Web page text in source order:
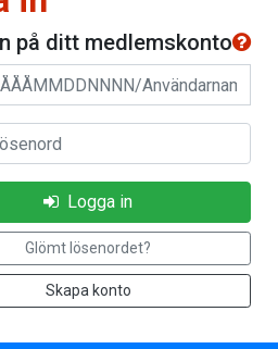
på ditt medlemskonto
Användarnamn
Logga in
Glömt lösenordet?
Skapa konto